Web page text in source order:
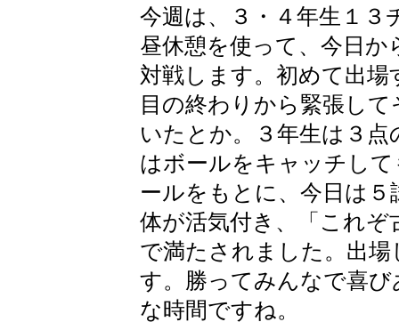
今週は、３・４年生１３
昼休憩を使って、今日
対戦します。初めて出
目の終わりから緊張し
いたとか。３年生は３
はボールをキャッチし
ールをもとに、今日は
体が活気付き、「これ
で満たされました。出
す。勝ってみんなで喜
な時間ですね。